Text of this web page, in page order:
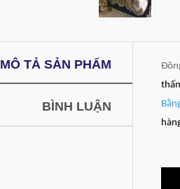
MÔ TẢ SẢN PHẨM
BÌNH LUẬN